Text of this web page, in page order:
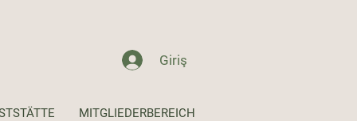
Giriş
MITGLIEDERBEREICH